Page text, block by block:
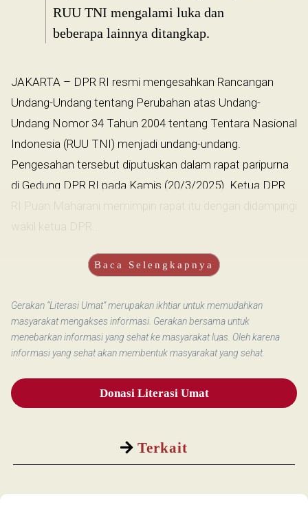
Terkait
RUU TNI mengalami luka dan
beberapa lainnya ditangkap.
JAKARTA – DPR RI resmi mengesahkan Rancangan
Undang-Undang tentang Perubahan atas Undang-
Undang Nomor 34 Tahun 2004 tentang Tentara Nasional
Indonesia (RUU TNI) menjadi undang-undang.
Pengesahan tersebut diputuskan dalam rapat paripurna
di Gedung DPR RI pada Kamis (20/3/2025). Ketua DPR
RI Puan Maharani memimpin rapat itu dengan didampingi
wakil ketua DPR...
Baca Selengkapnya
Gerakan “Literasi Umat” merupakan ikhtiar untuk memudahkan
masyarakat mengakses informasi. Gerakan bersama untuk
menebarkan informasi yang sehat ke masyarakat luas. Oleh karena
informasi yang sehat akan membentuk masyarakat yang sehat.
Donasi Literasi Umat